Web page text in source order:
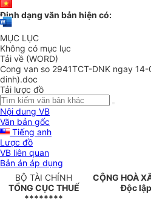
Định dạng văn bản hiện có:
MỤC LỤC
Không có mục lục
Tải về (WORD)
Cong van so 2941TCT-DNK ngay
dinh).doc
Tải lược đồ
Nội dung VB
Văn bản gốc
Tiếng anh
Lược đồ
VB liên quan
Bản án áp dụng
BỘ TÀI CHÍNH
TỔNG CỤC THUẾ
********
CỘNG HOÀ
Độc